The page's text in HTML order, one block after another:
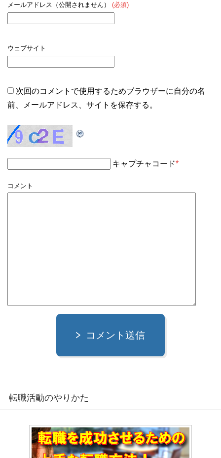
メールアドレス（公開されません） (必須)
ウェブサイト
次回のコメントで使用するためブラウザーに自分の名
前、メールアドレス、サイトを保存する。
キャプチャコード*
コメント
コメント送信
転職活動のやりかた